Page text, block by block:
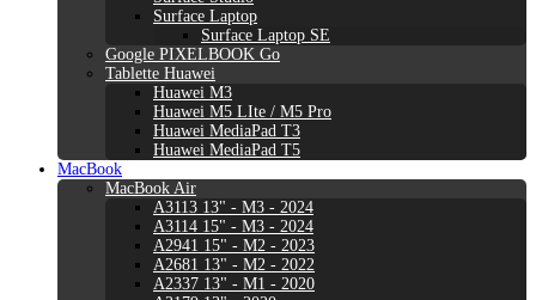
Surface Laptop
Surface Laptop SE
Google PIXELBOOK Go
Tablette Huawei
Huawei M3
Huawei M5 LIte / M5 Pro
Huawei MediaPad T3
Huawei MediaPad T5
MacBook
MacBook Air
A3113 13" - M3 - 2024
A3114 15" - M3 - 2024
A2941 15" - M2 - 2023
A2681 13" - M2 - 2022
A2337 13" - M1 - 2020